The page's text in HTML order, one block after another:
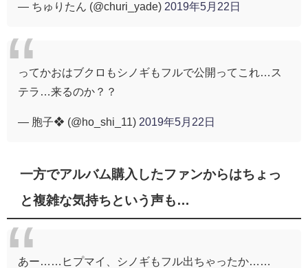
— ちゅりたん (@churi_yade) 2019年5月22日
ってかおはブクロもシノギもフルで公開ってこれ…ス
テラ…来るのか？？
— 胞子❖ (@ho_shi_11) 2019年5月22日
一方でアルバム購入したファンからはちょっ
と複雑な気持ちという声も…
あー……ヒプマイ、シノギもフル出ちゃったか……